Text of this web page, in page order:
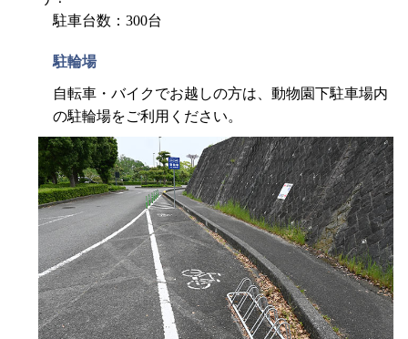
駐車台数：300台
駐輪場
自転車・バイクでお越しの方は、動物園下駐車場内
の駐輪場をご利用ください。